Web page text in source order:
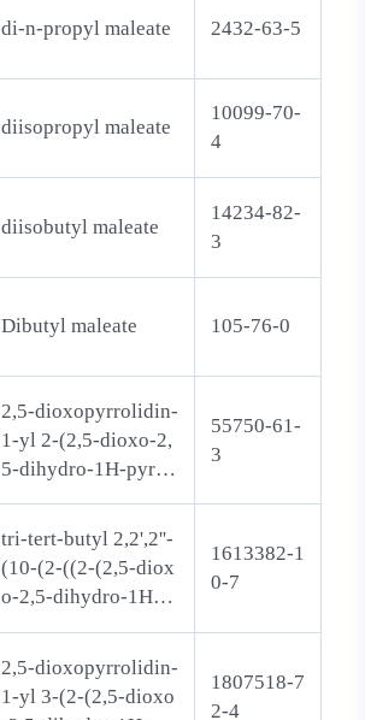
di-n-propyl maleate 2432-63-5
diisopropyl maleate
10099-70-
4
diisobutyl maleate
14234-82-
3
Dibutyl maleate 105-76-0
2,5-dioxopyrrolidin-
1-yl 2-(2,5-dioxo-2,
5-dihydro-1H-pyrro
55750-61-
3
tri-tert-butyl 2,2',2''-
(10-(2-((2-(2,5-diox
o-2,5-dihydro-1H-p
no)-2-oxoethyl)-1,4,
7,10-tetraazacyclod
odecane-1,4,7-triyl)t
1613382-1
0-7
2,5-dioxopyrrolidin-
1-yl 3-(2-(2,5-dioxo
1807518-7
2-4